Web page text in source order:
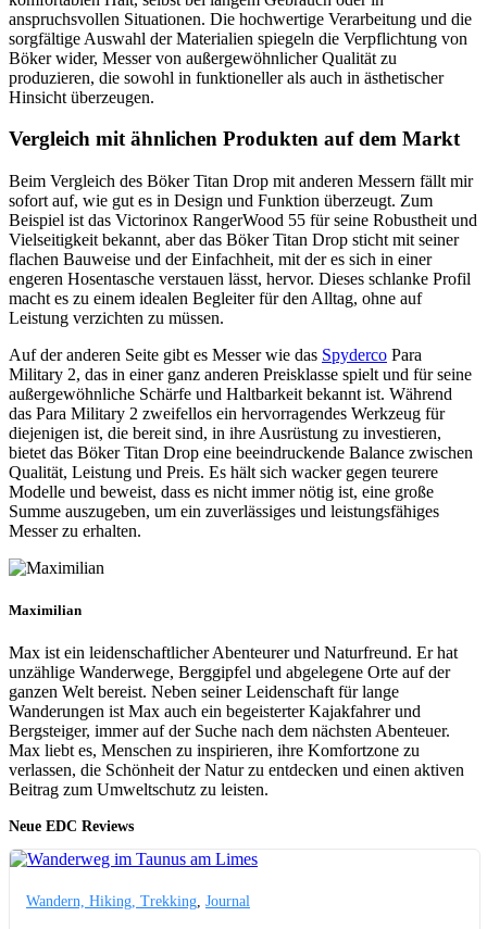
anspruchsvollen Situationen. Die hochwertige Verarbeitung und die
sorgfältige Auswahl der Materialien spiegeln die Verpflichtung von
Böker wider, Messer von außergewöhnlicher Qualität zu
produzieren, die sowohl in funktioneller als auch in ästhetischer
Hinsicht überzeugen.
Vergleich mit ähnlichen Produkten auf dem Markt
Beim Vergleich des Böker Titan Drop mit anderen Messern fällt mir
sofort auf, wie gut es in Design und Funktion überzeugt. Zum
Beispiel ist das Victorinox RangerWood 55 für seine Robustheit und
Vielseitigkeit bekannt, aber das Böker Titan Drop sticht mit seiner
flachen Bauweise und der Einfachheit, mit der es sich in einer
engeren Hosentasche verstauen lässt, hervor. Dieses schlanke Profil
macht es zu einem idealen Begleiter für den Alltag, ohne auf
Leistung verzichten zu müssen.
Auf der anderen Seite gibt es Messer wie das Spyderco Para
Military 2, das in einer ganz anderen Preisklasse spielt und für seine
außergewöhnliche Schärfe und Haltbarkeit bekannt ist. Während
das Para Military 2 zweifellos ein hervorragendes Werkzeug für
diejenigen ist, die bereit sind, in ihre Ausrüstung zu investieren,
bietet das Böker Titan Drop eine beeindruckende Balance zwischen
Qualität, Leistung und Preis. Es hält sich wacker gegen teurere
Modelle und beweist, dass es nicht immer nötig ist, eine große
Summe auszugeben, um ein zuverlässiges und leistungsfähiges
Messer zu erhalten.
Maximilian
Max ist ein leidenschaftlicher Abenteurer und Naturfreund. Er hat
unzählige Wanderwege, Berggipfel und abgelegene Orte auf der
ganzen Welt bereist. Neben seiner Leidenschaft für lange
Wanderungen ist Max auch ein begeisterter Kajakfahrer und
Bergsteiger, immer auf der Suche nach dem nächsten Abenteuer.
Max liebt es, Menschen zu inspirieren, ihre Komfortzone zu
verlassen, die Schönheit der Natur zu entdecken und einen aktiven
Beitrag zum Umweltschutz zu leisten.
Neue EDC Reviews
Wandern, Hiking, Trekking, Journal